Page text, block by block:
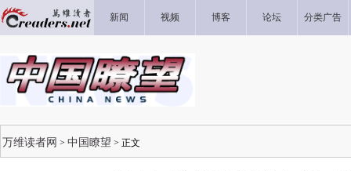
新闻 视频 博客 论坛 分类广告
万维读者网 > 中国瞭望 > 正文